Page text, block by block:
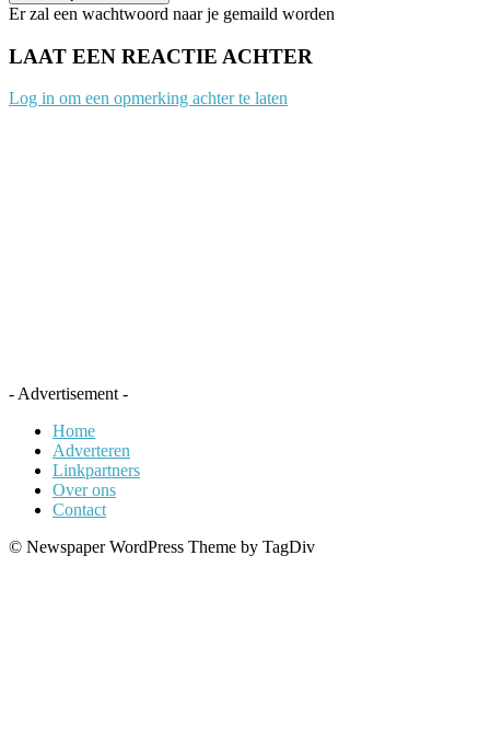
Er zal een wachtwoord naar je gemaild worden
LAAT EEN REACTIE ACHTER
Log in om een opmerking achter te laten
- Advertisement -
Home
Adverteren
Linkpartners
Over ons
Contact
© Newspaper WordPress Theme by TagDiv